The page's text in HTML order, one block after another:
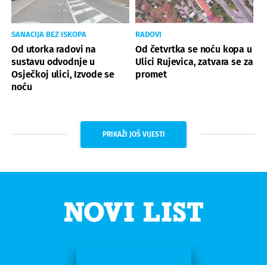
SANACIJA BEZ ISKOPA
Od utorka radovi na
sustavu odvodnje u
Osječkoj ulici, Izvode se
noću
RADOVI
Od četvrtka se noću kopa u
Ulici Rujevica, zatvara se za
promet
PRIKAŽI JOŠ VIJESTI